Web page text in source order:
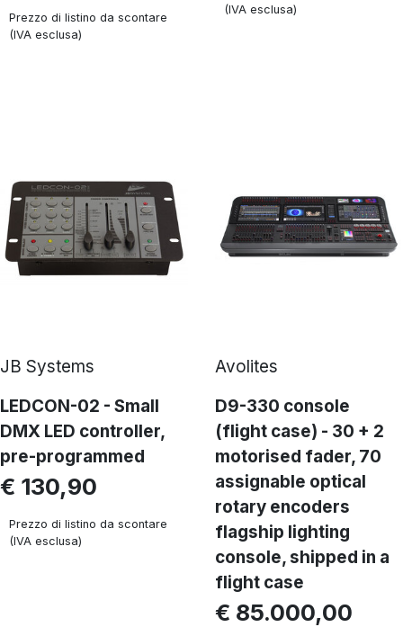
Prezzo di listino da scontare
(IVA esclusa)
(IVA esclusa)
JB Systems
LEDCON-02 - Small
DMX LED controller,
pre-programmed
€ 130,90
Prezzo di listino da scontare
(IVA esclusa)
Avolites
D9-330 console
(flight case) - 30 + 2
motorised fader, 70
assignable optical
rotary encoders
flagship lighting
console, shipped in a
flight case
€ 85.000,00